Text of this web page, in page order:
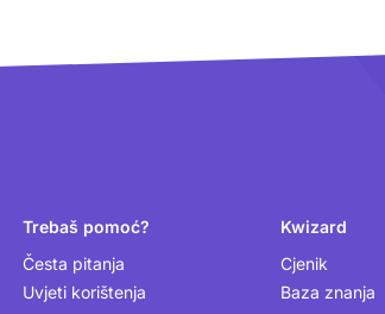
Trebaš pomoć?
Česta pitanja
Uvjeti korištenja
Kwizard
Cjenik
Baza znanja